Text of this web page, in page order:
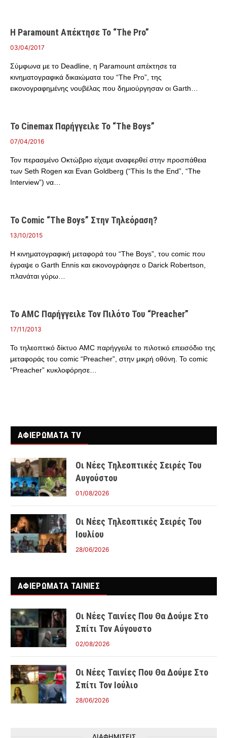
Η Paramount Απέκτησε Το “The Pro”
03/04/2017
Σύμφωνα με το Deadline, η Paramount απέκτησε τα
κινηματογραφικά δικαιώματα του “The Pro”, της
εικονογραφημένης νουβέλας που δημιούργησαν οι Garth…
Το Cinemax Παρήγγειλε Το “The Boys”
07/04/2016
Τον περασμένο Οκτώβριο είχαμε αναφερθεί στην προσπάθεια
των Seth Rogen και Evan Goldberg (“This Is the End”, “The
Interview”) να…
Το Comic “The Boys” Στην Τηλεόραση?
13/10/2015
Η κινηματογραφική μεταφορά του “The Boys”, του comic που
έγραψε ο Garth Ennis και εικονογράφησε ο Darick Robertson,
πλανάται γύρω…
Το AMC Παρήγγειλε Τον Πιλότο Του “Preacher”
17/11/2013
Το τηλεοπτικό δίκτυο AMC παρήγγειλε το πιλοτικό επεισόδιο της
μεταφοράς του comic “Preacher”, στην μικρή οθόνη. Το comic
“Preacher” κυκλοφόρησε…
ΑΦΙΕΡΩΜΑΤΑ TV
Οι Νέες Τηλεοπτικές Σειρές Του
Αυγούστου
01/08/2026
Οι Νέες Τηλεοπτικές Σειρές Του
Ιουλίου
28/06/2026
ΑΦΙΕΡΩΜΑΤΑ ΤΑΙΝΊΕΣ
Οι Νέες Ταινίες Που Θα Δούμε Στο
Σπίτι Τον Αύγουστο
02/08/2026
Οι Νέες Ταινίες Που Θα Δούμε Στο
Σπίτι Τον Ιούλιο
28/06/2026
ΔΙΑΦΗΜΙΣΕΙΣ